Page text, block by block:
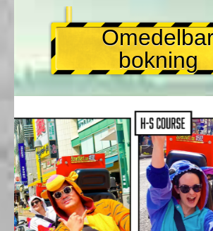
bokning